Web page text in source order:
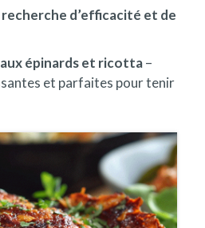
d’efficacité et de
aux épinards et ricotta–
et parfaites pour tenir